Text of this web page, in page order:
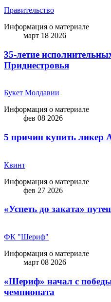
Правительство
Информация о материале
март 18 2026
35-летие
Приднестровья
Букет Молдавии
Информация о материале
фев 08 2026
5 причин купить ликep
Квинт
Информация о материале
фев 27 2026
«Успеть до заката»
ФК "Шериф"
Информация о материале
март 08 2026
«Шериф» начал с
чемпионата